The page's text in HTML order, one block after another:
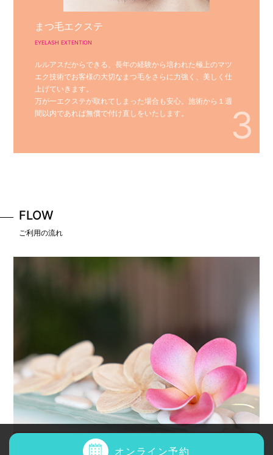
オンライン予約
まつ毛エクステ
EYELASH EXTENTION
ルルアスだからできる、長年の経験から培われた極上のマツ
エク技術でお客様の大切なまつ毛をさらに力強く、美しく仕
上げていきます。
万が一エクステが取れてしまった場合も安心。施術から１週
間以内であれば無償で付け直しをいたします。
3
FLOW
ご利用の流れ